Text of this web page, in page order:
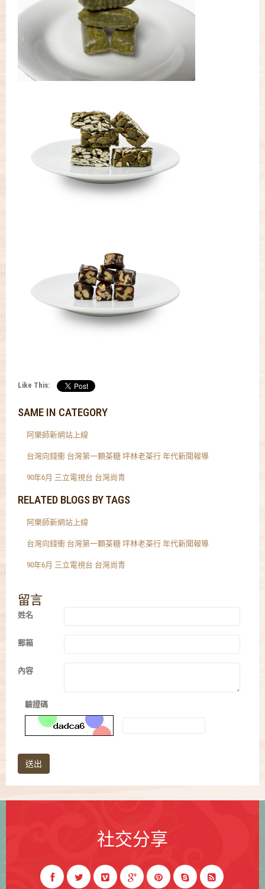
Like This:
SAME IN CATEGORY
阿樂師新網站上線
台灣向錢衝 台灣第一顆茶糖 坪林老茶行 年代新聞報導
90年6月 三立電視台 台灣尚青
RELATED BLOGS BY TAGS
阿樂師新網站上線
台灣向錢衝 台灣第一顆茶糖 坪林老茶行 年代新聞報導
90年6月 三立電視台 台灣尚青
留言
姓名
郵箱
內容
驗證碼
送出
社交分享